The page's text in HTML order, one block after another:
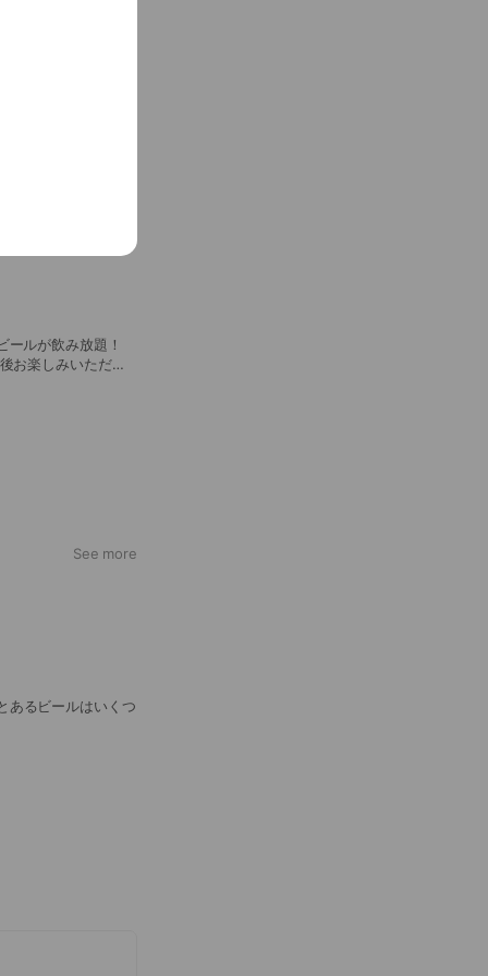
も販売中！
ルが飲み放題！
お楽しみいただけ
Barrel Aged Beer
See more
あるビールはいくつ